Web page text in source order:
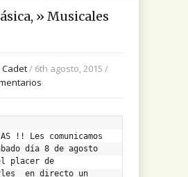
» Musicales
/ 6th agosto, 2015 /
!! Les comunicamos
día 8 de agosto
placer de
en directo un